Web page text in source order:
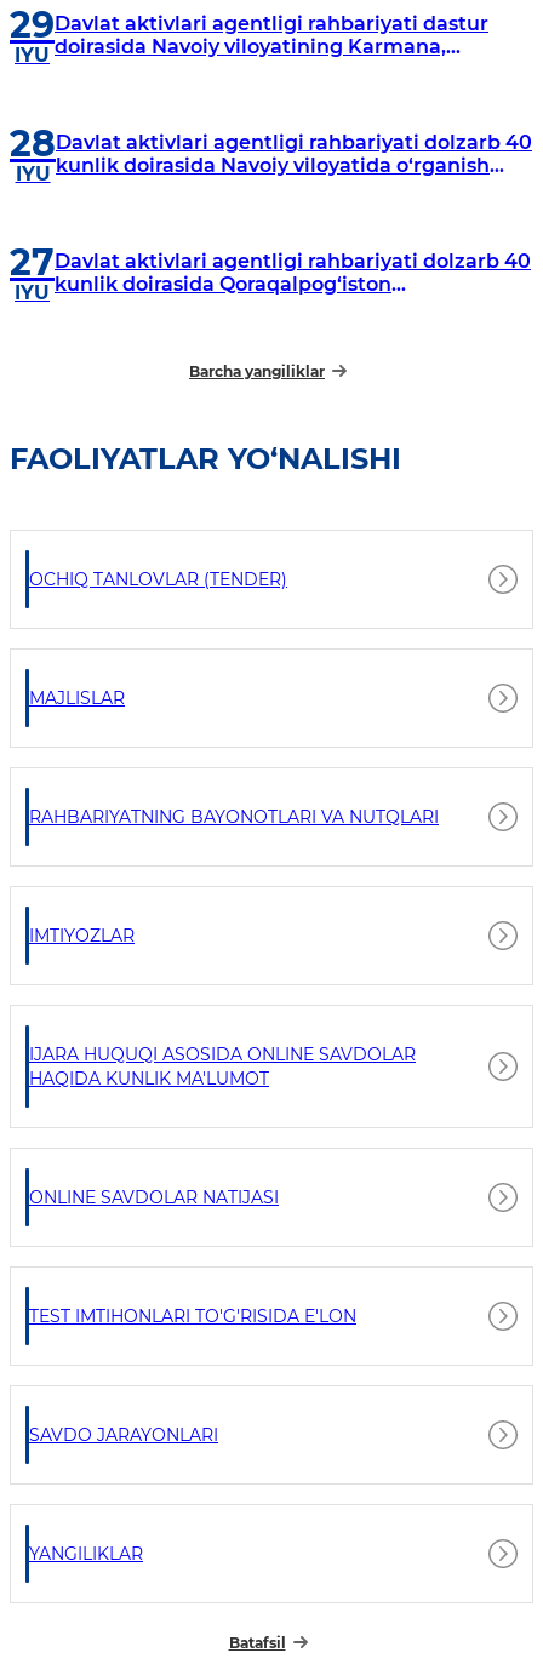
29
IYU
Davlat aktivlari agentligi rahbariyati dastur
doirasida Navoiy viloyatining Karmana,
28
IYU
Davlat aktivlari agentligi rahbariyati dolzarb 40
kunlik doirasida Navoiy viloyatida o‘rganish
27
IYU
Davlat aktivlari agentligi rahbariyati dolzarb 40
kunlik doirasida Qoraqalpog‘iston
Barcha yangiliklar
FAOLIYATLAR YO‘NALISHI
OCHIQ TANLOVLAR (TENDER)
MAJLISLAR
RAHBARIYATNING BAYONOTLARI VA NUTQLARI
IMTIYOZLAR
IJARA HUQUQI ASOSIDA ONLINE SAVDOLAR
HAQIDA KUNLIK MA'LUMOT
ONLINE SAVDOLAR NATIJASI
TEST IMTIHONLARI TO'G'RISIDA E'LON
SAVDO JARAYONLARI
YANGILIKLAR
Batafsil